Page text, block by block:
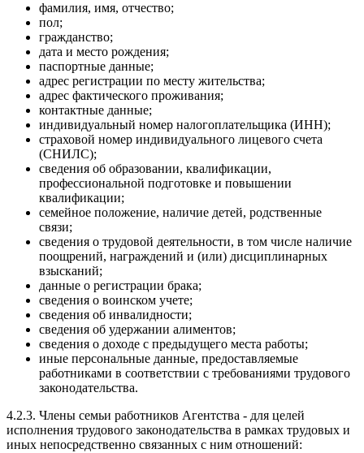
фамилия, имя, отчество;
пол;
гражданство;
дата и место рождения;
паспортные данные;
адрес регистрации по месту жительства;
адрес фактического проживания;
контактные данные;
индивидуальный номер налогоплательщика (ИНН);
страховой номер индивидуального лицевого счета
(СНИЛС);
сведения об образовании, квалификации,
профессиональной подготовке и повышении
квалификации;
семейное положение, наличие детей, родственные
связи;
сведения о трудовой деятельности, в том числе наличие
поощрений, награждений и (или) дисциплинарных
взысканий;
данные о регистрации брака;
сведения о воинском учете;
сведения об инвалидности;
сведения об удержании алиментов;
сведения о доходе с предыдущего места работы;
иные персональные данные, предоставляемые
работниками в соответствии с требованиями трудового
законодательства.
4.2.3. Члены семьи работников Агентства - для целей
исполнения трудового законодательства в рамках трудовых и
иных непосредственно связанных с ним отношений: